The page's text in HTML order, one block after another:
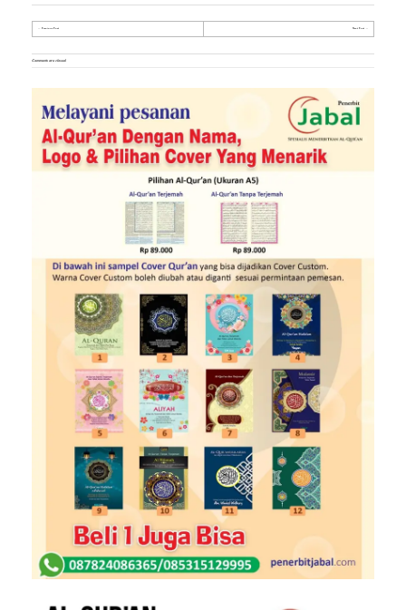
Previous Post Next Post
Comments are closed.